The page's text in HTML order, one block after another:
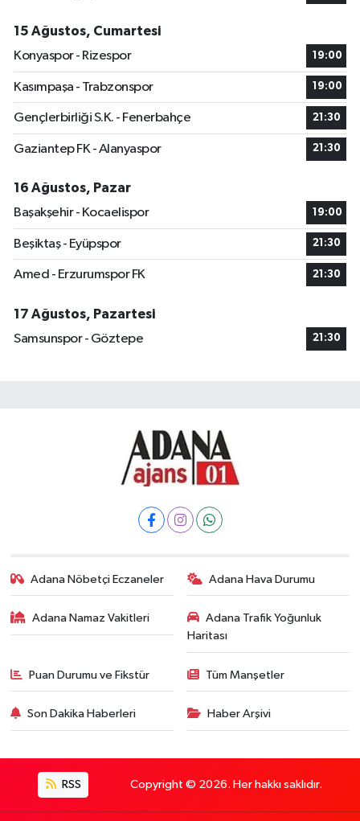
15 Ağustos, Cumartesi
Konyaspor - Rizespor
19:00
Kasımpaşa - Trabzonspor 19:00
Gençlerbirliği S.K. - Fenerbahçe 21:30
Gaziantep FK - Alanyaspor 21:30
16 Ağustos, Pazar
Başakşehir - Kocaelispor
19:00
Beşiktaş - Eyüpspor 21:30
Amed - Erzurumspor FK 21:30
17 Ağustos, Pazartesi
Samsunspor - Göztepe
21:30
Adana Nöbetçi Eczaneler Adana Hava Durumu
Adana Namaz Vakitleri
Adana Trafik Yoğunluk
Haritası
Puan Durumu ve Fikstür Tüm Manşetler
Son Dakika Haberleri Haber Arşivi
RSS Copyright © 2026. Her hakkı saklıdır.